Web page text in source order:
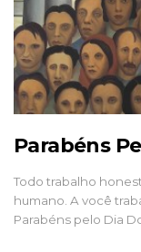
Parabéns
Todo trabalho
humano. A você
Parabéns pelo Dia